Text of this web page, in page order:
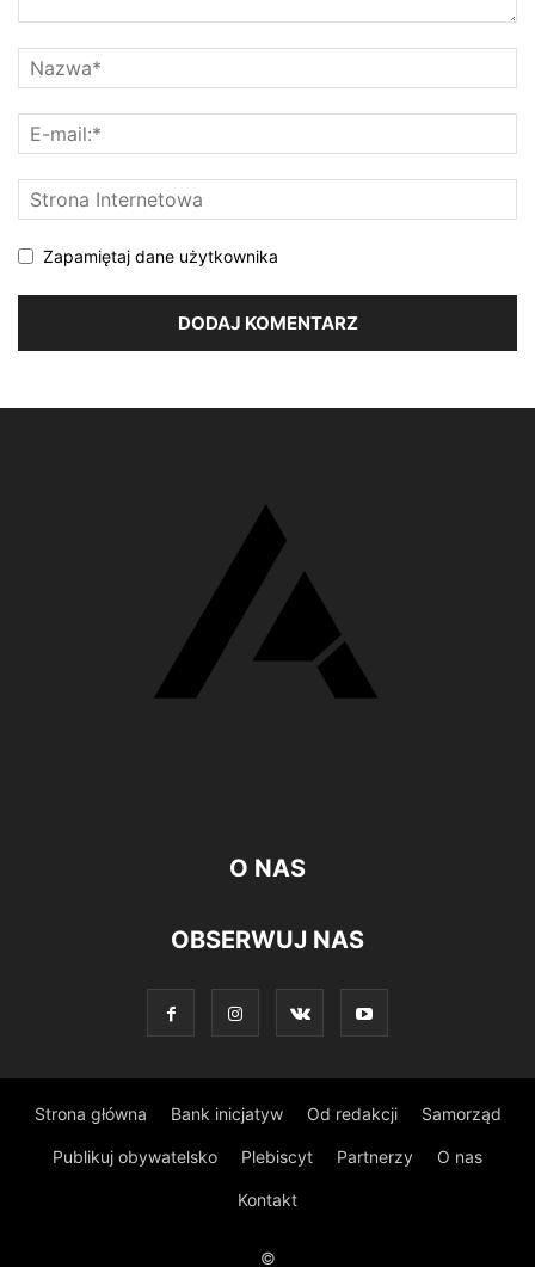
Zapamiętaj dane użytkownika
O NAS
OBSERWUJ NAS
Strona główna Bank inicjatyw Od redakcji Samorząd
Publikuj obywatelsko Plebiscyt Partnerzy O nas
Kontakt
©